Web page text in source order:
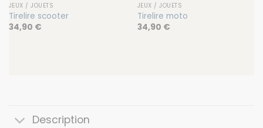
JEUX / JOUETS
Tirelire scooter
34,90 €
JEUX / JOUETS
Tirelire moto
34,90 €
Description